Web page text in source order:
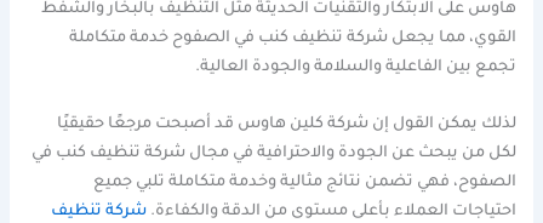
هاوس على الابتكار والتقنيات الحديثة مثل التنظيف بالبخار والشفط
القوي، مما يجعل شركة تنظيف كنب في الصفوح خدمة متكاملة
تجمع بين الفاعلية والسلامة والجودة العالية.
لذلك يمكن القول إن شركة كلين هاوس قد أصبحت مرجعًا حقيقيًا
لكل من يبحث عن الجودة والاحترافية في مجال شركة تنظيف كنب في
الصفوح، فهي تضمن نتائج مثالية وخدمة متكاملة تلبي جميع
احتياجات العملاء بأعلى مستوى من الدقة والكفاءة.شركة تنظيف